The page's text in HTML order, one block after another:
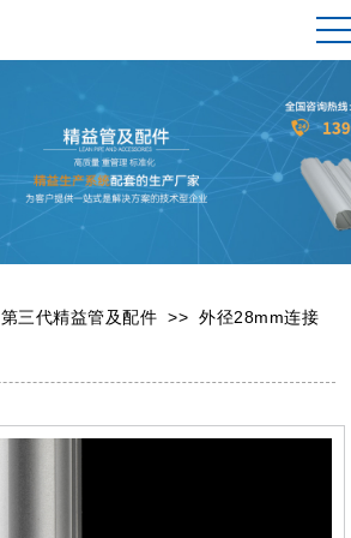
第三代精益管及配件 >>外径28mm连接